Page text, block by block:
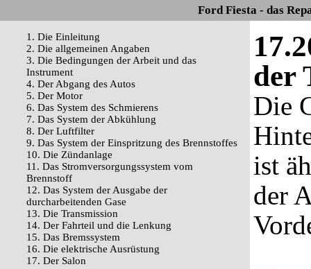
Ford Fiesta - das
1. Die Einleitung
2. Die allgemeinen Angaben
3. Die Bedingungen der Arbeit und das
Instrument
4. Der Abgang des Autos
5. Der Motor
6. Das System des Schmierens
7. Das System der Abkühlung
8. Der Luftfilter
9. Das System der Einspritzung des Brennstoffes
10. Die Zündanlage
11. Das Stromversorgungssystem vom
Brennstoff
12. Das System der Ausgabe der
durcharbeitenden Gase
13. Die Transmission
14. Der Fahrteil und die Lenkung
15. Das Bremssystem
16. Die elektrische Ausrüstung
17. Der Salon
der
Die
ist
der